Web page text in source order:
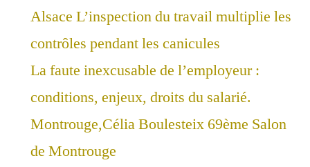
Alsace L’inspection du travail multiplie les
contrôles pendant les canicules
La faute inexcusable de l’employeur :
conditions, enjeux, droits du salarié.
Montrouge,Célia Boulesteix 69ème Salon
de Montrouge